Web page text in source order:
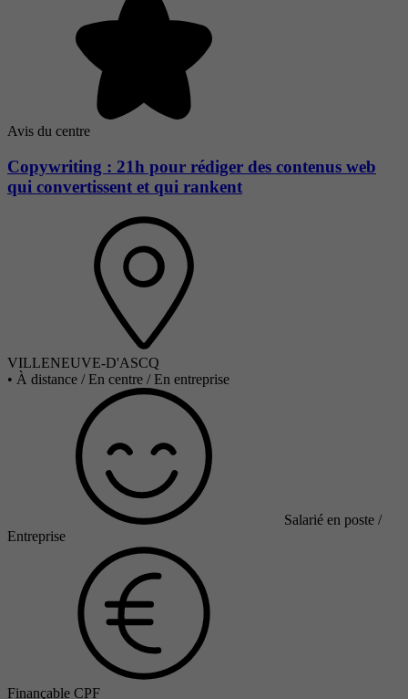
Avis du centre
Copywriting : 21h pour rédiger des contenus web
qui convertissent et qui rankent
VILLENEUVE-D'ASCQ
• À distance / En centre / En entreprise
Salarié en poste /
Entreprise
Finançable CPF